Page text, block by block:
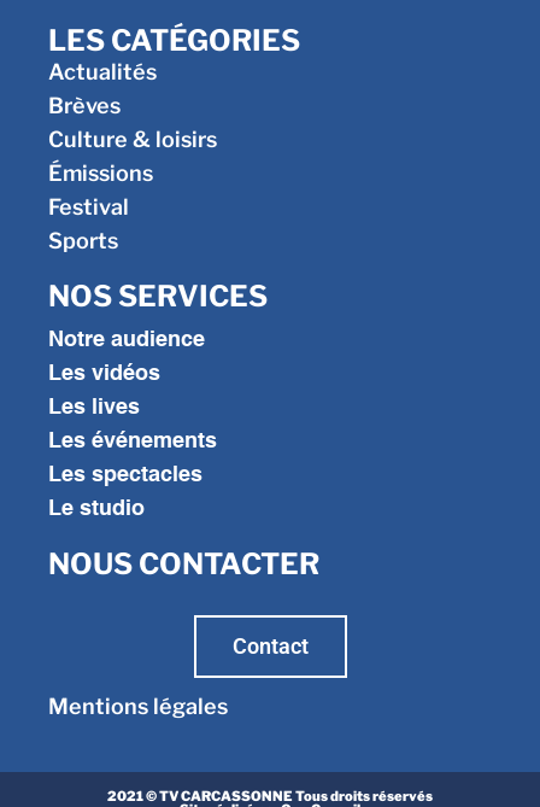
LES CATÉGORIES
Actualités
Brèves
Culture & loisirs
Émissions
Festival
Sports
NOS SERVICES
Notre audience
Les vidéos
Les lives
Les événements
Les spectacles
Le studio
NOUS CONTACTER
Contact
Mentions légales
2021 © TV CARCASSONNE Tous droits réservés